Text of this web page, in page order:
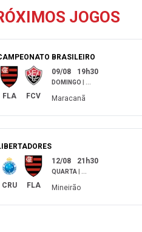
JOGOS
BRASILEIRO
FLA FCV
09/08 19h30
DOMINGO
Maracanã
CRU FLA
12/08 21h30
QUARTA
Mineirão